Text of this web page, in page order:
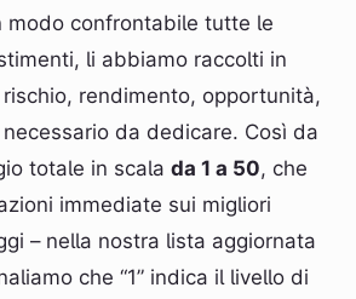
modo confrontabile tutte le
li abbiamo raccolti in
rendimento, opportunità,
da dedicare. Così da
totale in scala da 1 a 50, che
immediate sui migliori
– nella nostra lista aggiornata
che “1” indica il livello di